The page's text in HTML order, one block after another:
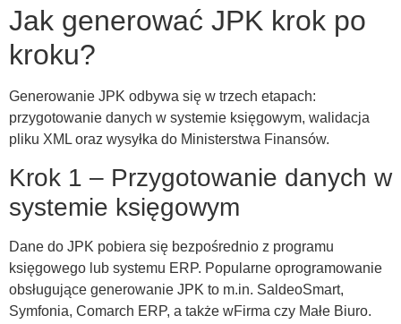
Jak generować JPK krok po
kroku?
Generowanie JPK odbywa się w trzech etapach:
przygotowanie danych w systemie księgowym, walidacja
pliku XML oraz wysyłka do Ministerstwa Finansów.
Krok 1 – Przygotowanie danych w
systemie księgowym
Dane do JPK pobiera się bezpośrednio z programu
księgowego lub systemu ERP. Popularne oprogramowanie
obsługujące generowanie JPK to m.in. SaldeoSmart,
Symfonia, Comarch ERP, a także wFirma czy Małe Biuro.